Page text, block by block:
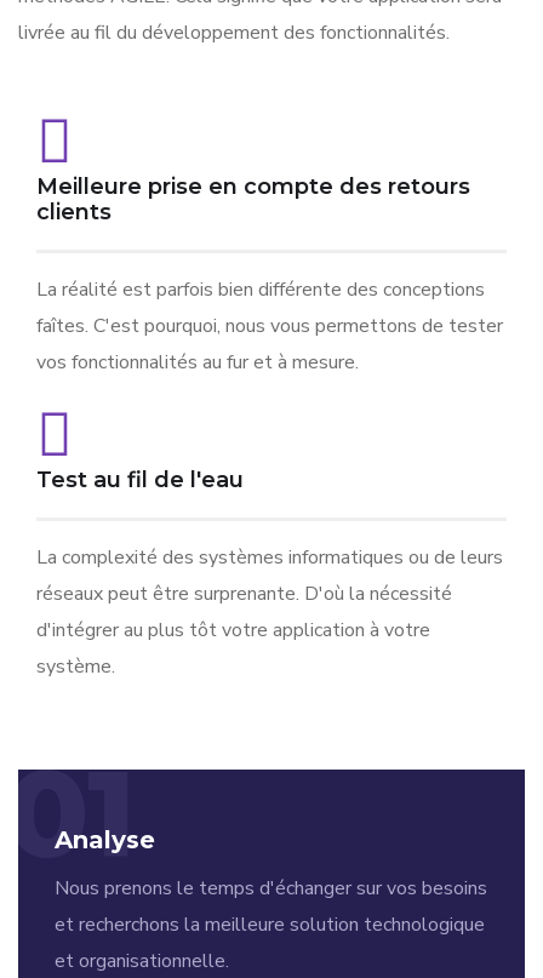
livrée au fil du développement des fonctionnalités.
Meilleure prise en compte des retours
clients
La réalité est parfois bien différente des conceptions
faîtes. C'est pourquoi, nous vous permettons de tester
vos fonctionnalités au fur et à mesure.
Test au fil de l'eau
La complexité des systèmes informatiques ou de leurs
réseaux peut être surprenante. D'où la nécessité
d'intégrer au plus tôt votre application à votre
système.
01
Analyse
Nous prenons le temps d'échanger sur vos besoins
et recherchons la meilleure solution technologique
et organisationnelle.